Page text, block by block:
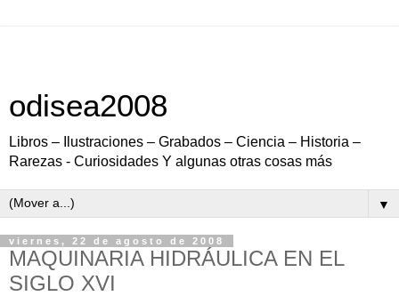
odisea2008
Libros – Ilustraciones – Grabados – Ciencia – Historia –
Rarezas - Curiosidades Y algunas otras cosas más
▼
viernes, 22 de agosto de 2008
MAQUINARIA HIDRÁULICA EN EL
SIGLO XVI